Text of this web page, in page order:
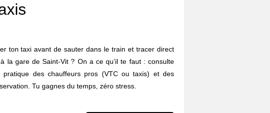
ton taxi avant de sauter dans le train et tracer direct
la gare de Saint-Vit ? On a ce qu’il te faut : consulte
pratique des chauffeurs pros (VTC ou taxis) et des
Tu gagnes du temps, zéro stress.